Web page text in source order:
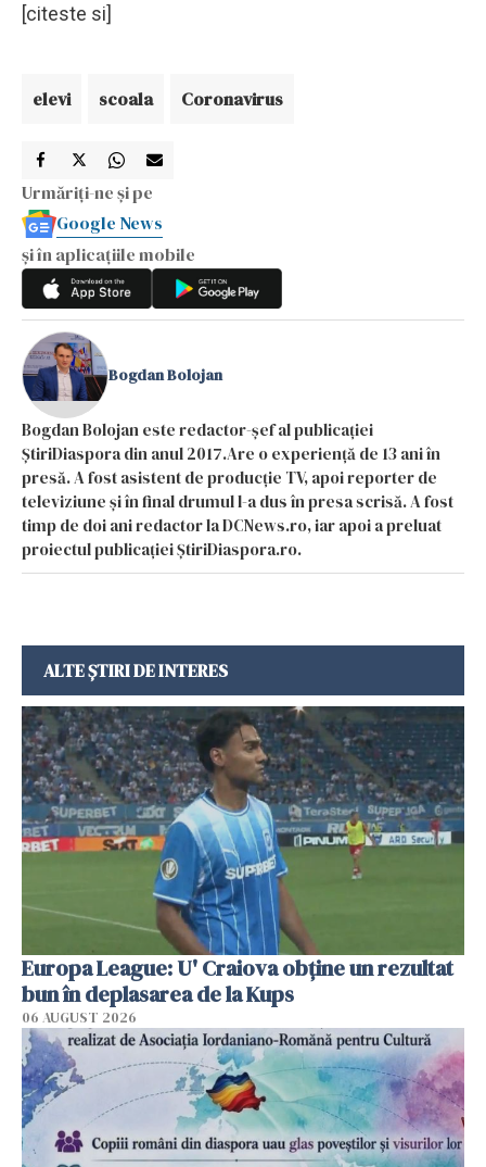
[citeste si]
elevi scoala Coronavirus
Urmăriți-ne și pe
Google News
și în aplicațiile mobile
Bogdan Bolojan
Bogdan Bolojan este redactor-șef al publicației
ȘtiriDiaspora din anul 2017.Are o experiență de 13 ani în
presă. A fost asistent de producție TV, apoi reporter de
televiziune și în final drumul l-a dus în presa scrisă. A fost
timp de doi ani redactor la DCNews.ro, iar apoi a preluat
proiectul publicației ȘtiriDiaspora.ro.
ALTE ȘTIRI DE INTERES
Europa League: U' Craiova obține un rezultat
bun în deplasarea de la Kups
06 AUGUST 2026